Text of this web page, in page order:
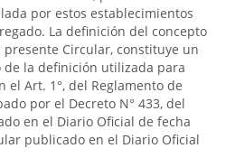
por estos establecimientos
La definición del concepto
Circular, constituye un
la definición utilizada para
el Art. 1°, del Reglamento de
por el Decreto N° 433, del
en el Diario Oficial de fecha
publicado en el Diario Oficial